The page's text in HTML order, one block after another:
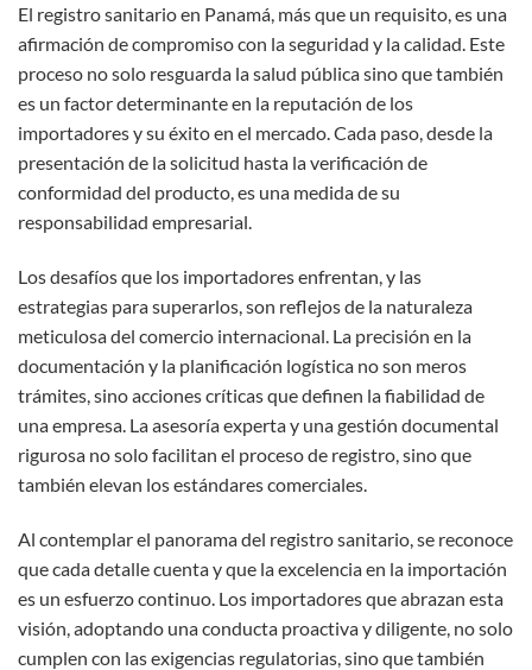
El registro sanitario en Panamá, más que un requisito, es una
afirmación de compromiso con la seguridad y la calidad. Este
proceso no solo resguarda la salud pública sino que también
es un factor determinante en la reputación de los
importadores y su éxito en el mercado. Cada paso, desde la
presentación de la solicitud hasta la verificación de
conformidad del producto, es una medida de su
responsabilidad empresarial.
Los desafíos que los importadores enfrentan, y las
estrategias para superarlos, son reflejos de la naturaleza
meticulosa del comercio internacional. La precisión en la
documentación y la planificación logística no son meros
trámites, sino acciones críticas que definen la fiabilidad de
una empresa. La asesoría experta y una gestión documental
rigurosa no solo facilitan el proceso de registro, sino que
también elevan los estándares comerciales.
Al contemplar el panorama del registro sanitario, se reconoce
que cada detalle cuenta y que la excelencia en la importación
es un esfuerzo continuo. Los importadores que abrazan esta
visión, adoptando una conducta proactiva y diligente, no solo
cumplen con las exigencias regulatorias, sino que también